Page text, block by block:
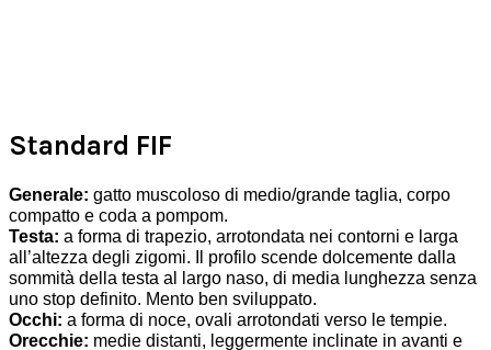
Standard FIF
Generale: gatto muscoloso di medio/grande taglia, corpo
compatto e coda a pompom.
Testa: a forma di trapezio, arrotondata nei contorni e larga
all’altezza degli zigomi. Il profilo scende dolcemente dalla
sommità della testa al largo naso, di media lunghezza senza
uno stop definito. Mento ben sviluppato.
Occhi: a forma di noce, ovali arrotondati verso le tempie.
Orecchie: medie distanti, leggermente inclinate in avanti e